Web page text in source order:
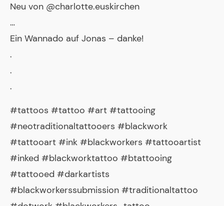
Neu von @charlotte.euskirchen
…
Ein Wannado auf Jonas – danke!
.
.
.
#tattoos #tattoo #art #tattooing
#neotraditionaltattooers #blackwork
#tattooart #ink #blackworkers #tattooartist
#inked #blackworktattoo #btattooing
#tattooed #darkartists
#blackworkerssubmission #traditionaltattoo